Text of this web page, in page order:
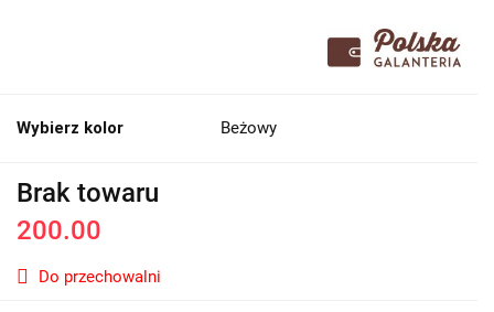
Wybierz kolor Beżowy
Brak towaru
200.00
Do przechowalni